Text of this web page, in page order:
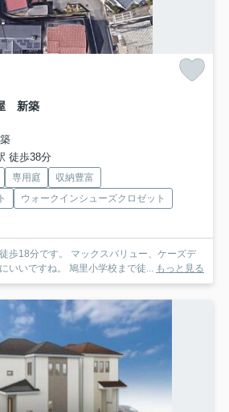
新築
徒歩38分
専用庭
収納豊富
ウォークインシューズクロゼット
歩18分です。 マックスバリュー、ケーズデ
いいですね。 鳩里小学校まで徒...
もっと見る